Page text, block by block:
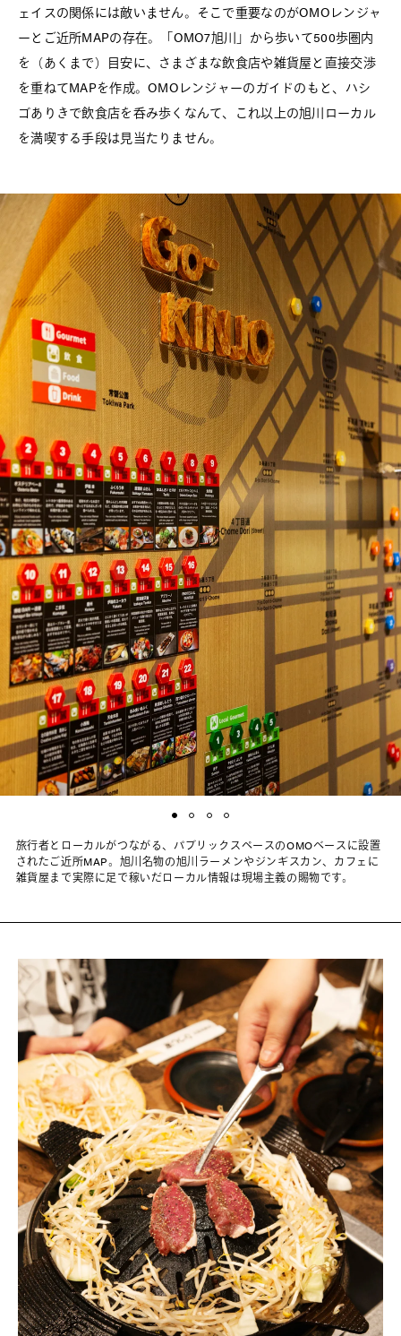
旅行者とローカルがつながる、パブリックスペースのOMOベースに設置
されたご近所MAP。旭川名物の旭川ラーメンやジンギスカン、カフェに
雑貨屋まで実際に足で稼いだローカル情報は現場主義の賜物です。
ェイスの関係には敵いません。そこで重要なのがOMOレンジャ
ーとご近所MAPの存在。「OMO7旭川」から歩いて500歩圏内
を（あくまで）目安に、さまざまな飲食店や雑貨屋と直接交渉
を重ねてMAPを作成。OMOレンジャーのガイドのもと、ハシ
ゴありきで飲食店を呑み歩くなんて、これ以上の旭川ローカル
を満喫する手段は見当たりません。